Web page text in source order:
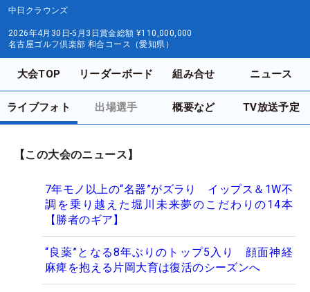
中日クラウンズ
2026年4月30日-5月3日賞金総額 ¥110,000,000
名古屋ゴルフ倶楽部 和合コース（愛知県）
大会TOP リーダーボード 組み合せ ニュース
ライブフォト 出場選手 概要など TV放送予定
【この大会のニュース】
7年モノ以上の“名器”がズラり イップス＆1W不
調を乗り越えた堀川未来夢のこだわりの14本
【勝者のギア】
“良薬”となる8年ぶりのトップ5入り 顔面神経
麻痺を抱える片岡大育は復活のシーズンへ